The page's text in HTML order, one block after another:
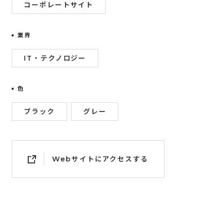
コーポレートサイト
業界
IT・テクノロジー
色
ブラック グレー
Webサイトにアクセスする